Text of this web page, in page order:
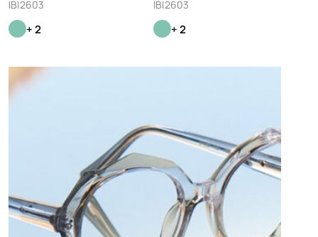
IBI2603
+ 2
IBI2603
+ 2